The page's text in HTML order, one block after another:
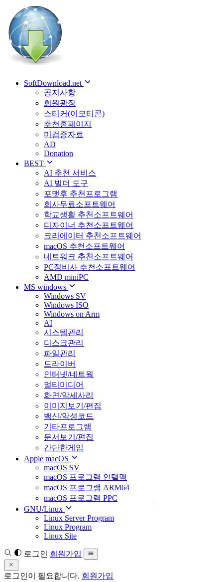
SoftDownload.net
공지사항
회원광장
스티커(이모티콘)
추천홈페이지
미검증자료
AD
Donation
BEST
AI 추천 서비스
AI 빌더 도구
포맷후 추천프로그램
회사무료소프트웨어
학교생활 추천소프트웨어
디자이너 추천소프트웨어
크리에이터 추천소프트웨어
macOS 추천소프트웨어
네트워크 추천소프트웨어
PC정비사 추천소프트웨어
AMD miniPC
MS windows
Windows SV
Windows ISO
Windows on Arm
AI
시스템관리
디스크관리
파일관리
드라이버
인터넷/네트웍
멀티미디어
화면/악세사리
이미지보기/편집
백신/악성코드
기타프로그램
문서보기/편집
간단한게임
Apple macOS
macOS SV
macOS 프로그램 인텔맥
macOS 프로그램 ARM64
macOS 프로그램 PPC
GNU/Linux
Linux Server Program
Linux Program
Linux Site
로그인 회원가입
로그인이 필요합니다. 회원가입